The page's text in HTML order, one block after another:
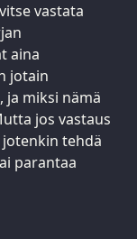
vastata
aina
jotain
ja miksi nämä
jos vastaus
tehdä
parantaa